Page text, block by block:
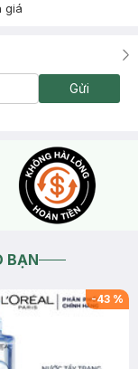
giá
Gửi
BẠN
-43 %